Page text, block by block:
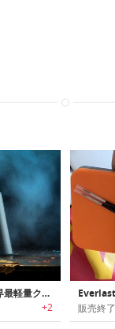
Tilswall Hornet｜世界最軽量クラスのコードレススプレーガンで、DIY塗装の常識を変えるツール
+2 販売終了